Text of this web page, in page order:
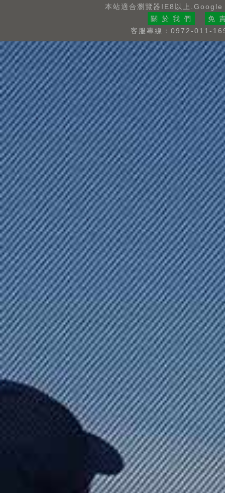
本站適合瀏覽器IE8以上
關 於 我 們
免
客服專線：0972-011-